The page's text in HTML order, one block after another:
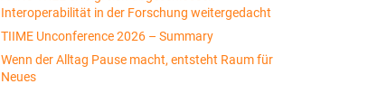
Interoperabilität in der Forschung weitergedacht
TIIME Unconference 2026 – Summary
Wenn der Alltag Pause macht, entsteht Raum für
Neues